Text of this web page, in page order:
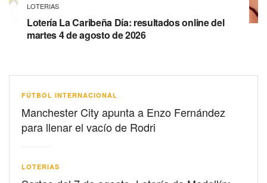
LOTERIAS
Lotería La Caribeña Día: resultados online del
martes 4 de agosto de 2026
FÚTBOL INTERNACIONAL
Manchester City apunta a Enzo Fernández
para llenar el vacío de Rodri
LOTERIAS